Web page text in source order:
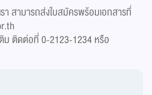
สามารถส่งใบสมัครพร้อมเอกสารที่
ม ติดต่อที่ 0-2123-1234 หรือ